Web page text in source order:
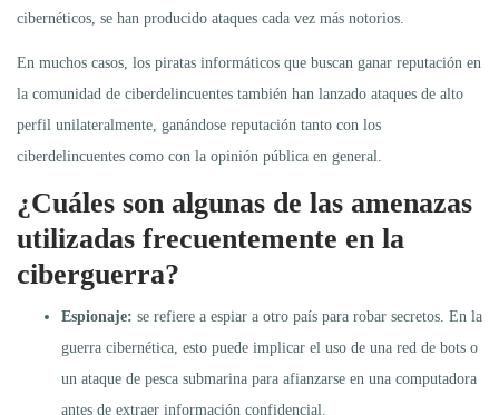
cibernéticos, se han producido ataques cada vez más notorios.
En muchos casos, los piratas informáticos que buscan ganar reputación en
la comunidad de ciberdelincuentes también han lanzado ataques de alto
perfil unilateralmente, ganándose reputación tanto con los
ciberdelincuentes como con la opinión pública en general.
¿Cuáles son algunas de las amenazas
utilizadas frecuentemente en la
ciberguerra?
Espionaje: se refiere a espiar a otro país para robar secretos. En la
guerra cibernética, esto puede implicar el uso de una red de bots o
un ataque de pesca submarina para afianzarse en una computadora
antes de extraer información confidencial.